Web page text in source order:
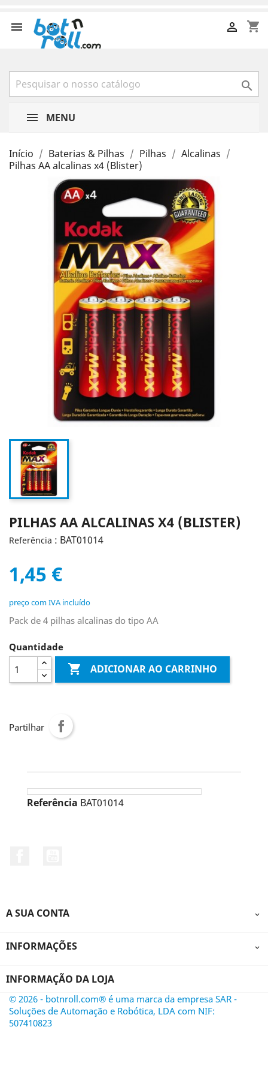
 shopping_cart


MENU
Início Baterias & Pilhas Pilhas
Alcalinas
Pilhas AA alcalinas x4 (Blister)
PILHAS AA ALCALINAS X4 (BLISTER)
Referência : BAT01014
1,45 €
preço com IVA incluído
Pack de 4 pilhas alcalinas do tipo AA
Quantidade
 ADICIONAR AO CARRINHO
Partilhar
Referência BAT01014
A SUA CONTA 
INFORMAÇÕES 
INFORMAÇÃO DA LOJA
© 2026 - botnroll.com® é uma marca da empresa SAR -
Soluções de Automação e Robótica, LDA com NIF:
507410823